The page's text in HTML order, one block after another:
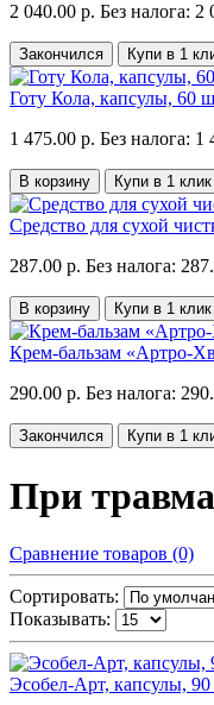
2 040.00 р. Без налога: 2
Закончился Купи в 1
Готу Кола, капсулы, 60
1 475.00 р. Без налога: 1
В корзину Купи в 1 клик
Средство для сухой
287.00 р. Без налога:
В корзину Купи в 1 клик
Крем-бальзам «Артро-
290.00 р. Без налога:
Закончился Купи в 1
При
Сравнение товаров (0)
Сортировать:
Показывать:
Эсобел-Арт, капсулы,